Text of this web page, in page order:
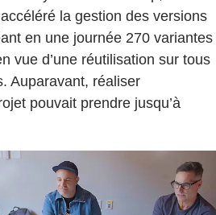
la gestion des versions
en une journée 270 variantes
vue d’une réutilisation sur tous
Auparavant, réaliser
pouvait prendre jusqu’à